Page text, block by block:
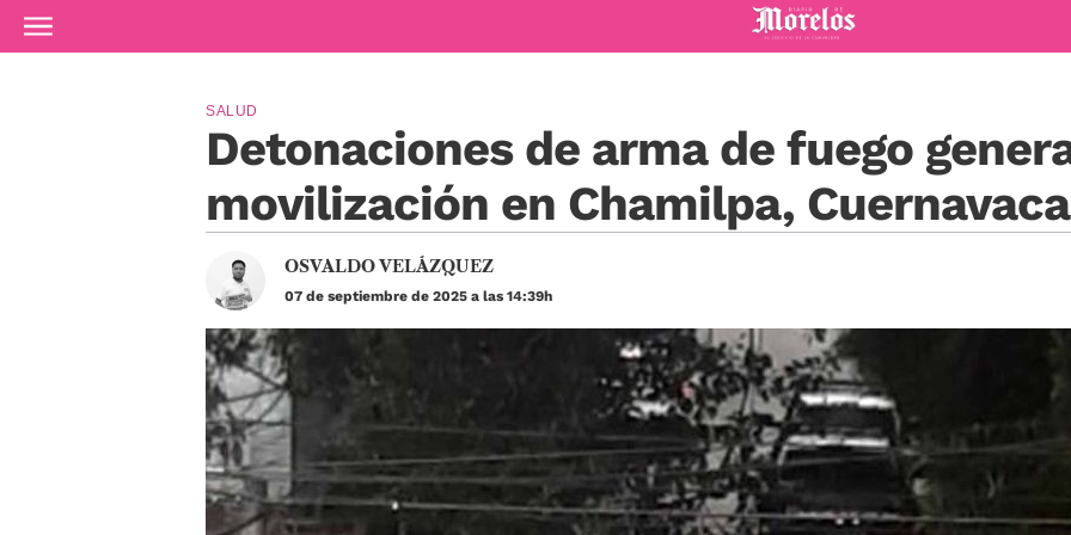
Ir al contenido principal
Diario de Morelos
Detonaciones de arma de fuego
movilización en Chamilpa, Cuernavaca
SALUD
OSVALDO VELÁZQUEZ
07 de septiembre de 2025 a las 14:39h